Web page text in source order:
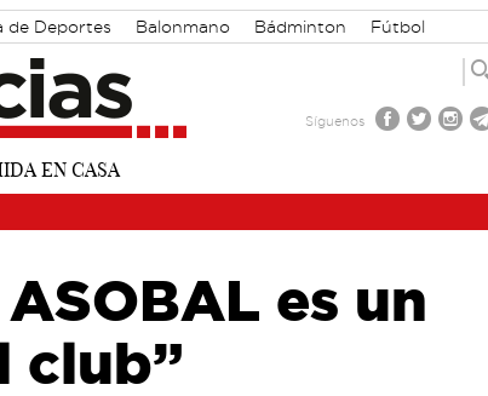
de Deportes Balonmano Bádminton Fútbol
Síguenos
es un
club”